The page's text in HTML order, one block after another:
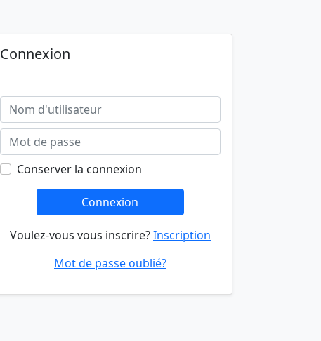
Connexion
Conserver la connexion
Connexion
Voulez-vous vous inscrire?Inscription
Mot de passe oublié?